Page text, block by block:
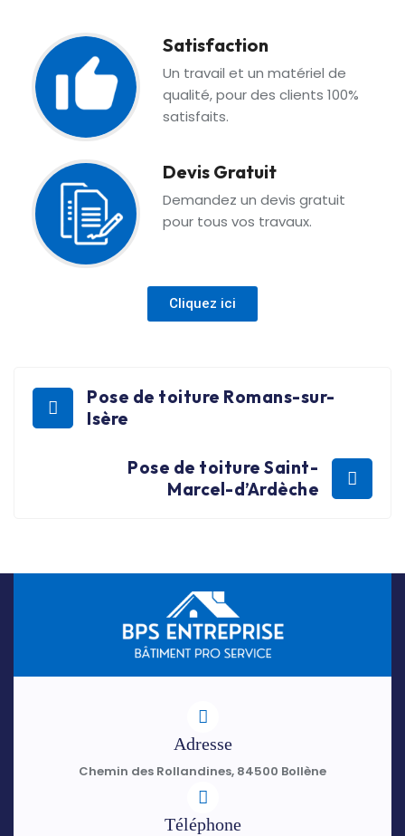
Satisfaction
Un travail et un matériel de
qualité, pour des clients 100%
satisfaits.
Devis Gratuit
Demandez un devis gratuit
pour tous vos travaux.
Cliquez ici
Pose de toiture Romans-sur-
Isère
Pose de toiture Saint-
Marcel-d’Ardèche
Adresse
Chemin des Rollandines, 84500 Bollène
Téléphone